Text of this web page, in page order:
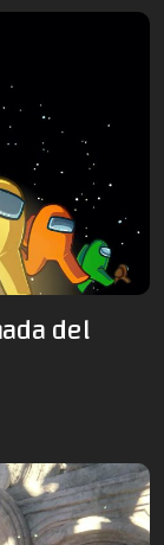
del